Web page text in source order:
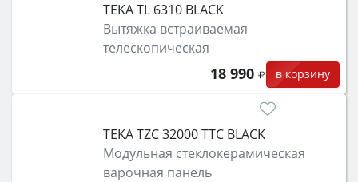
TEKA TL 6310 BLACK
Вытяжка встраиваемая
телескопическая
18 990 в корзину
TEKA TZC 32000 TTC BLACK
Модульная стеклокерамическая
варочная панель